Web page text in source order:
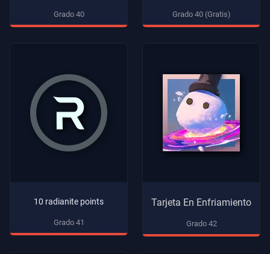
Grado 40 Grado 40 (Gratis)
10 radianite points
Grado 41
Tarjeta En Enfriamiento
Grado 42